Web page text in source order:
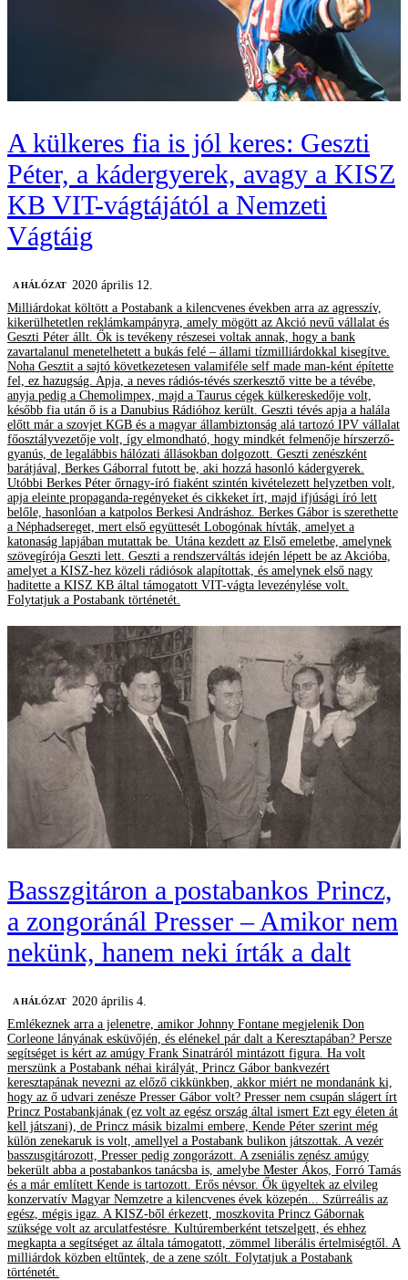
A külkeres fia is jól keres: Geszti
Péter, a kádergyerek, avagy a KISZ
KB VIT-vágtájától a Nemzeti
Vágtáig
A HÁLÓZAT 2020 április 12.
Milliárdokat költött a Postabank a kilencvenes években arra az agresszív,
kikerülhetetlen reklámkampányra, amely mögött az Akció nevű vállalat és
Geszti Péter állt. Ők is tevékeny részesei voltak annak, hogy a bank
zavartalanul menetelhetett a bukás felé – állami tízmilliárdokkal kisegítve.
Noha Gesztit a sajtó következetesen valamiféle self made man-ként építette
fel, ez hazugság. Apja, a neves rádiós-tévés szerkesztő vitte be a tévébe,
anyja pedig a Chemolimpex, majd a Taurus cégek külkereskedője volt,
később fia után ő is a Danubius Rádióhoz került. Geszti tévés apja a halála
előtt már a szovjet KGB és a magyar állambiztonság alá tartozó IPV vállalat
főosztályvezetője volt, így elmondható, hogy mindkét felmenője hírszerző-
gyanús, de legalábbis hálózati állásokban dolgozott. Geszti zenészként
barátjával, Berkes Gáborral futott be, aki hozzá hasonló kádergyerek.
Utóbbi Berkes Péter őrnagy-író fiaként szintén kivételezett helyzetben volt,
apja eleinte propaganda-regényeket és cikkeket írt, majd ifjúsági író lett
belőle, hasonlóan a katpolos Berkesi Andráshoz. Berkes Gábor is szerethette
a Néphadsereget, mert első együttesét Lobogónak hívták, amelyet a
katonaság lapjában mutattak be. Utána kezdett az Első emeletbe, amelynek
szövegírója Geszti lett. Geszti a rendszerváltás idején lépett be az Akcióba,
amelyet a KISZ-hez közeli rádiósok alapítottak, és amelynek első nagy
haditette a KISZ KB által támogatott VIT-vágta levezénylése volt.
Folytatjuk a Postabank történetét.
Basszgitáron a postabankos Princz,
a zongoránál Presser – Amikor nem
nekünk, hanem neki írták a dalt
A HÁLÓZAT
2020 április 4.
Emlékeznek arra a jelenetre, amikor Johnny Fontane megjelenik Don
Corleone lányának esküvőjén, és elénekel pár dalt a Keresztapában? Persze
segítséget is kért az amúgy Frank Sinatráról mintázott figura. Ha volt
merszünk a Postabank néhai királyát, Princz Gábor bankvezért
keresztapának nevezni az előző cikkünkben, akkor miért ne mondanánk ki,
hogy az ő udvari zenésze Presser Gábor volt? Presser nem csupán slágert írt
Princz Postabankjának (ez volt az egész ország által ismert Ezt egy életen át
kell játszani), de Princz másik bizalmi embere, Kende Péter szerint még
külön zenekaruk is volt, amellyel a Postabank bulikon játszottak. A vezér
basszusgitározott, Presser pedig zongorázott. A zseniális zenész amúgy
bekerült abba a postabankos tanácsba is, amelybe Mester Ákos, Forró Tamás
és a már említett Kende is tartozott. Erős névsor. Ők ügyeltek az elvileg
konzervatív Magyar Nemzetre a kilencvenes évek közepén... Szürreális az
egész, mégis igaz. A KISZ-ből érkezett, moszkovita Princz Gábornak
szüksége volt az arculatfestésre. Kultúremberként tetszelgett, és ehhez
megkapta a segítséget az általa támogatott, zömmel liberális értelmiségtől. A
milliárdok közben eltűntek, de a zene szólt. Folytatjuk a Postabank
történetét.